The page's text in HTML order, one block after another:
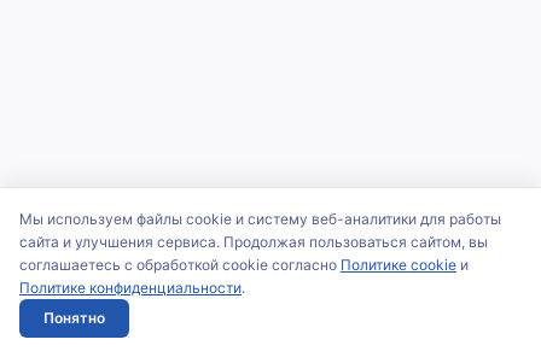
Мы используем файлы cookie и систему веб-аналитики для работы
сайта и улучшения сервиса. Продолжая пользоваться сайтом, вы
соглашаетесь с обработкой cookie согласно Политике cookie и
Политике конфиденциальности.
Понятно